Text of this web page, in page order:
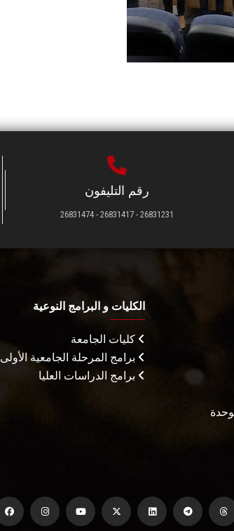
رقم التليفون
26831231 - 26831417 - 26831474
الكليات و البرامج النوعية
كليات الجامعة
برامج المرحلة الجامعية الأولى
برامج الدراسات العليا